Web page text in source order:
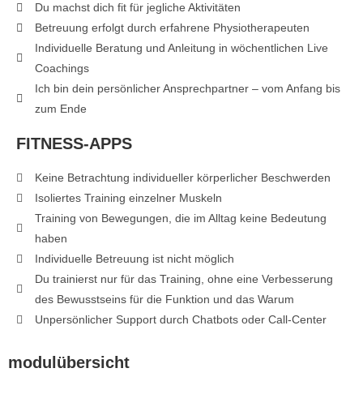
Du machst dich fit für jegliche Aktivitäten
Betreuung erfolgt durch erfahrene Physiotherapeuten
Individuelle Beratung und Anleitung in wöchentlichen Live
Coachings
Ich bin dein persönlicher Ansprechpartner – vom Anfang bis
zum Ende
FITNESS-APPS
Keine Betrachtung individueller körperlicher Beschwerden
Isoliertes Training einzelner Muskeln
Training von Bewegungen, die im Alltag keine Bedeutung
haben
Individuelle Betreuung ist nicht möglich
Du trainierst nur für das Training, ohne eine Verbesserung
des Bewusstseins für die Funktion und das Warum
Unpersönlicher Support durch Chatbots oder Call-Center
modulübersicht